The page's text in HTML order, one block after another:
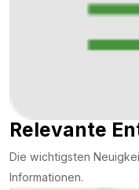
Relevante
Die wichtigsten
Informationen.